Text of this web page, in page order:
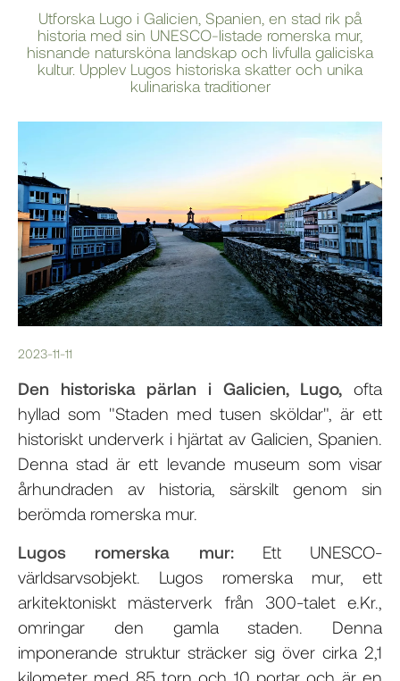
Utforska Lugo i Galicien, Spanien, en stad rik på
historia med sin UNESCO-listade romerska mur,
hisnande natursköna landskap och livfulla galiciska
kultur. Upplev Lugos historiska skatter och unika
kulinariska traditioner
2023-11-11
Den historiska pärlan i Galicien, Lugo, ofta
hyllad som "Staden med tusen sköldar", är ett
historiskt underverk i hjärtat av Galicien, Spanien.
Denna stad är ett levande museum som visar
århundraden av historia, särskilt genom sin
berömda romerska mur.
Lugos romerska mur:Ett UNESCO-
världsarvsobjekt. Lugos romerska mur, ett
arkitektoniskt mästerverk från 300-talet e.Kr.,
omringar den gamla staden. Denna
imponerande struktur sträcker sig över cirka 2,1